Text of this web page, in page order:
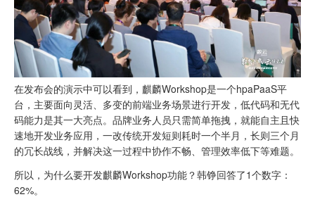
在发布会的演示中可以看到，麒麟Workshop是一个hpaPaaS平
台，主要面向灵活、多变的前端业务场景进行开发，低代码和无代
码能力是其一大亮点。品牌业务人员只需简单拖拽，就能自主且快
速地开发业务应用，一改传统开发短则耗时一个半月，长则三个月
的冗长战线，并解决这一过程中协作不畅、管理效率低下等难题。
所以，为什么要开发麒麟Workshop功能？韩铮回答了1个数字：
62%。